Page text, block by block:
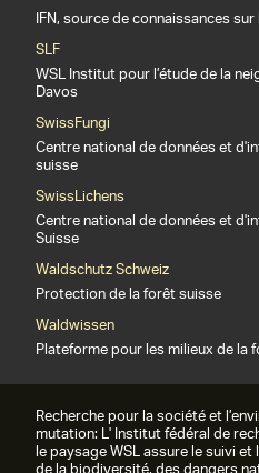
IFN, source de connaissances
SLF
WSL Institut pour l’étude de la
Davos
SwissFungi
Centre national de données et
suisse
SwissLichens
Centre national de données et
Suisse
Waldschutz Schweiz
Protection de la forêt suisse
Waldwissen
Plateforme pour les milieux de
Recherche pour la société et
mutation: L' Institut fédéral de
le paysage WSL assure le suivi